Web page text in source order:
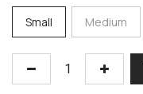
Small Medium